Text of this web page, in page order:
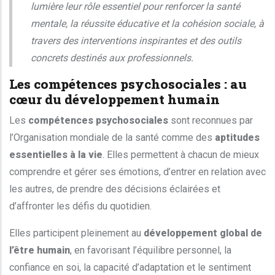
lumière leur rôle essentiel pour renforcer la santé
mentale, la réussite éducative et la cohésion sociale, à
travers des interventions inspirantes et des outils
concrets destinés aux professionnels.
Les compétences psychosociales : au
cœur du développement humain
Les compétences psychosociales sont reconnues par
l’Organisation mondiale de la santé comme des aptitudes
essentielles à la vie. Elles permettent à chacun de mieux
comprendre et gérer ses émotions, d’entrer en relation avec
les autres, de prendre des décisions éclairées et
d’affronter les défis du quotidien.
Elles participent pleinement au développement global de
l’être humain, en favorisant l’équilibre personnel, la
confiance en soi, la capacité d’adaptation et le sentiment